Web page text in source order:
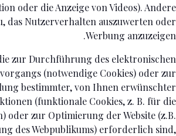
oder die Anzeige von Videos). Andere
das Nutzerverhalten auszuwerten oder
Werbung anzuzeigen.
zur Durchführung des elektronischen
(notwendige Cookies) oder zur
bestimmter, von Ihnen erwünschter
(funktionale Cookies, z. B. für die
oder zur Optimierung der Website (z.B.
des Webpublikums) erforderlich sind,